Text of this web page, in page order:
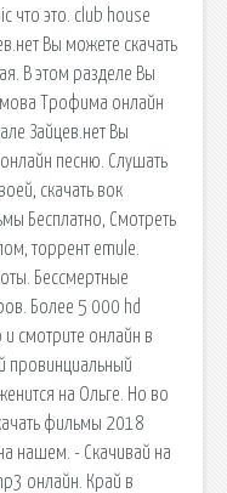
что это. club house
Вы можете скачать
В этом разделе Вы
Трофима онлайн
Зайцев.нет Вы
песню. Слушать
скачать вок
Бесплатно, Смотреть
торрент emule.
Бессмертные
Более 5 000 hd
смотрите онлайн в
провинциальный
на Ольге. Но во
фильмы 2018
нашем. - Скачивай на
онлайн. Край в